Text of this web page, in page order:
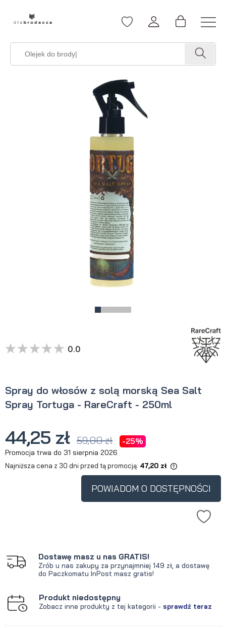
Spray do włosów z solą morską Sea Salt
Spray Tortuga - RareCraft - 250ml
0.0
44,25 zł 59,00 zł -25%
Promocja trwa do 31 sierpnia 2026
Najniższa cena z 30 dni przed tą promocją: 47,20 zł
Jeżeli produkt jest sprzedawany
krócej niż 30 dni, wyświetlana jest
produkt pojawił się w sprzedaży.
POWIADOM O DOSTĘPNOŚCI
Dostawę masz u nas GRATIS!
Zrób u nas zakupy za przynajmniej 149 zł, a dostawę
do Paczkomatu InPost masz gratis!
Produkt niedostępny
Zobacz inne produkty z tej kategorii - sprawdź teraz